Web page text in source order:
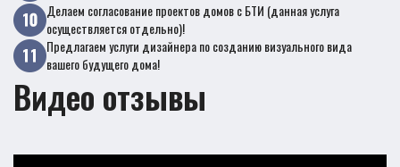
Делаем согласование проектов домов с БТИ (данная услуга
осуществляется отдельно)!
Предлагаем услуги дизайнера по созданию визуального вида
вашего будущего дома!
Видео отзывы